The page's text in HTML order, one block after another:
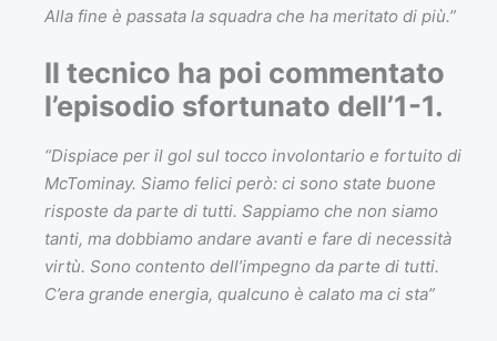
Alla fine è passata la squadra che ha meritato di più.”
Il tecnico ha poi commentato
l’episodio sfortunato dell’1-1.
“Dispiace per il gol sul tocco involontario e fortuito di
McTominay. Siamo felici però: ci sono state buone
risposte da parte di tutti. Sappiamo che non siamo
tanti, ma dobbiamo andare avanti e fare di necessità
virtù. Sono contento dell’impegno da parte di tutti.
C’era grande energia, qualcuno è calato ma ci sta”